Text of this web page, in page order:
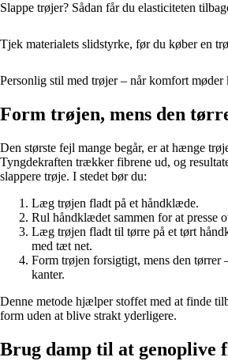
Slappe trøjer? Sådan får du elasticiteten
Tjek materialets slidstyrke, før du køber en
Personlig stil med trøjer – når komfort møder
Form trøjen, mens den
Den største fejl mange begår, er at hænge
Tyngdekraften trækker fibrene ud, og
slappere trøje. I stedet bør du:
Læg trøjen fladt på et håndklæde.
Rul håndklædet sammen for at presse
Læg trøjen fladt til tørre på et tørt
med tæt net.
Form trøjen forsigtigt, mens den tørrer
kanter.
Denne metode hjælper stoffet med at finde
form uden at blive strakt yderligere.
Brug damp til at genoplive